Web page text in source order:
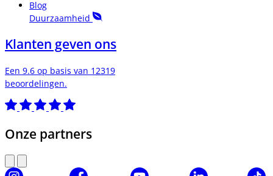
Blog
Duurzaamheid
Klanten geven ons
Een 9.6 op basis van 12319
beoordelingen.
Onze partners